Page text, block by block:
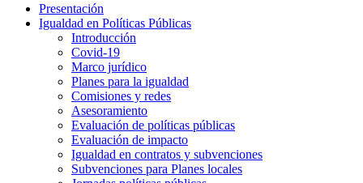
Presentación
Igualdad en Políticas Públicas
Introducción
Covid-19
Marco jurídico
Planes para la igualdad
Comisiones y redes
Asesoramiento
Evaluación de políticas públicas
Evaluación de impacto
Igualdad en contratos y subvenciones
Subvenciones para Planes locales